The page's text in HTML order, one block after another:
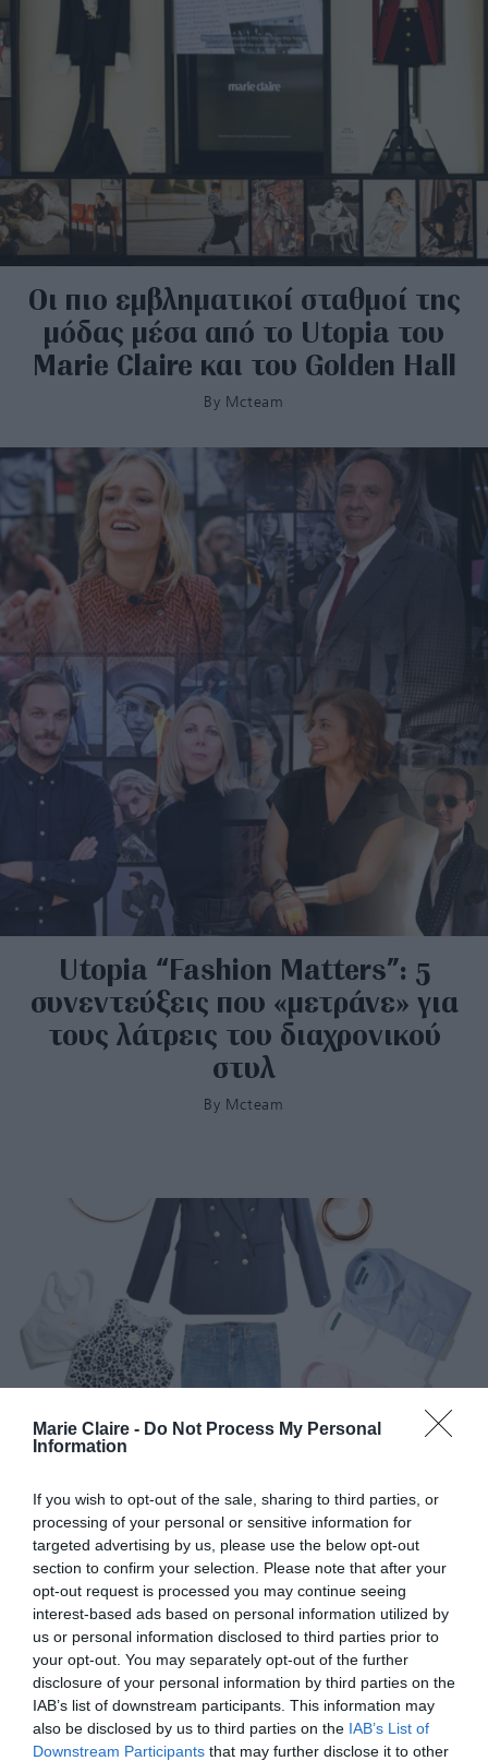
Marie Claire - Do Not Process My Personal
Information
If you wish to opt-out of the sale, sharing to third parties, or
processing of your personal or sensitive information for
targeted advertising by us, please use the below opt-out
section to confirm your selection. Please note that after your
opt-out request is processed you may continue seeing
interest-based ads based on personal information utilized by
us or personal information disclosed to third parties prior to
your opt-out. You may separately opt-out of the further
disclosure of your personal information by third parties on the
IAB’s list of downstream participants. This information may
also be disclosed by us to third parties on the IAB’s List of
Downstream Participants that may further disclose it to other
Οι πιο εμβληματικοί σταθμοί της
μόδας μέσα από το Utopia του
Μarie Claire και του Golden Hall
By Mcteam
Utopia “Fashion Matters”: 5
συνεντεύξεις που «μετράνε» για
τους λάτρεις του διαχρονικού
στυλ
By Mcteam
from-home εμφανίσεις σου από το Utopia@Golden
Hall
ByMcteam